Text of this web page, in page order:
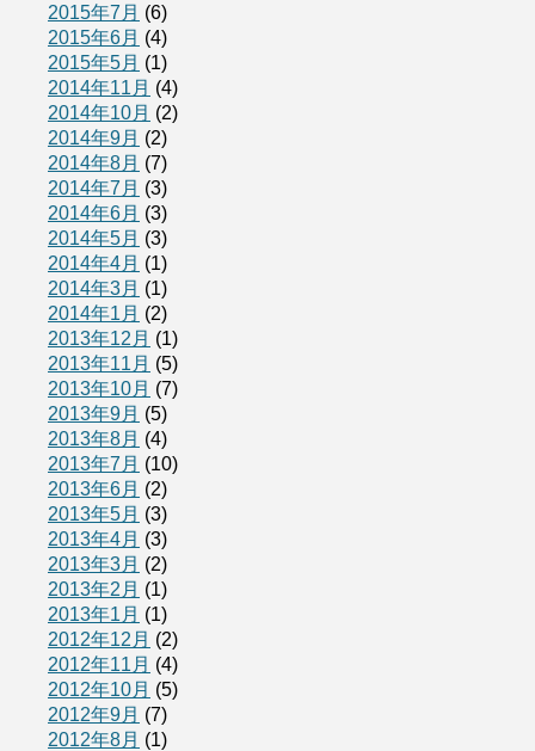
2015年7月 (6)
2015年6月 (4)
2015年5月 (1)
2014年11月 (4)
2014年10月 (2)
2014年9月 (2)
2014年8月 (7)
2014年7月 (3)
2014年6月 (3)
2014年5月 (3)
2014年4月 (1)
2014年3月 (1)
2014年1月 (2)
2013年12月 (1)
2013年11月 (5)
2013年10月 (7)
2013年9月 (5)
2013年8月 (4)
2013年7月 (10)
2013年6月 (2)
2013年5月 (3)
2013年4月 (3)
2013年3月 (2)
2013年2月 (1)
2013年1月 (1)
2012年12月 (2)
2012年11月 (4)
2012年10月 (5)
2012年9月 (7)
2012年8月 (1)